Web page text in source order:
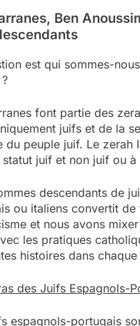
Ben
est qui sommes-
font partie des
juifs et de la
du peuple juif. Le zerah
statut juif et non juif ou
descendants de
ou italiens convertit de
et nous avons
les pratiques
histoires dans
des Juifs Espagnols-
espagnols-portugais